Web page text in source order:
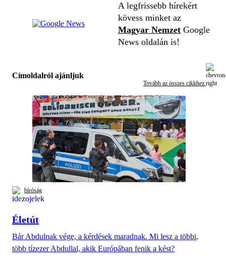
A legfrissebb hírekért
kövess minket az
Magyar Nemzet Google
News oldalán is!
Címoldalról ajánljuk
Tovább az összes cikkhez
bíróság
Életút
Bár Abdulnak vége, a kérdések maradnak. Mi lesz a többi,
több tízezer Abdullal, akik Európában fenik a kést?